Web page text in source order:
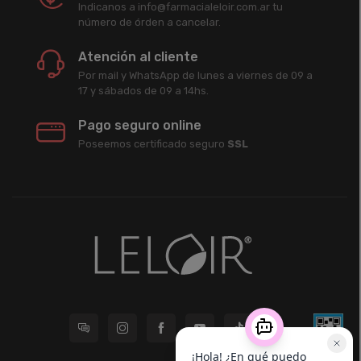
Indicanos a info@farmacialeloir.com.ar tu
número de órden a cancelar.
Atención al cliente
Por mail y WhatsApp de lunes a viernes de 09 a
17 y sábados de 09 a 14hs.
Pago seguro online
Poseemos certificado seguro SSL